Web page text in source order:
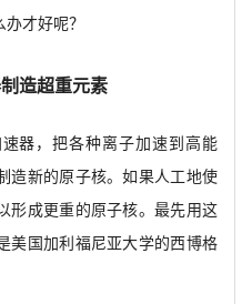
才好呢？
造超重元素
器，把各种离子加速到高能
造新的原子核。如果人工地使
形成更重的原子核。最先用这
美国加利福尼亚大学的西博格